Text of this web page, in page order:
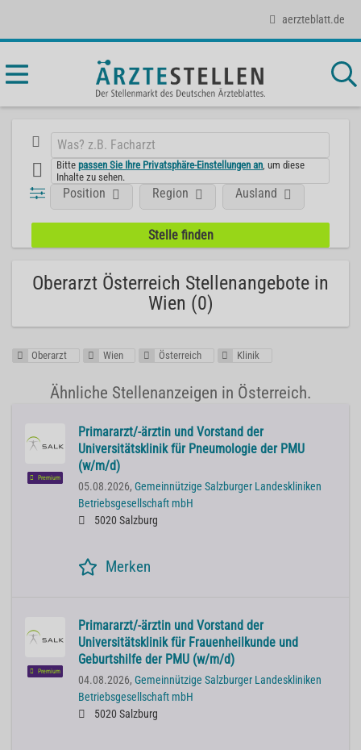
aerzteblatt.de
Bittepassen Sie Ihre Privatsphäre-Einstellungen an , um diese
Inhalte zu sehen.
Position Region Ausland
Oberarzt Österreich Stellenangebote in
Wien (0)
Oberarzt Wien Österreich Klinik
Ähnliche Stellenanzeigen in Österreich.
Premium
Primararzt/-ärztin und Vorstand der
Universitätsklinik für Pneumologie der PMU
(w/m/d)
05.08.2026, Gemeinnützige Salzburger Landeskliniken
Betriebsgesellschaft mbH
5020 Salzburg
Merken
Premium
Primararzt/-ärztin und Vorstand der
Universitätsklinik für Frauenheilkunde und
Geburtshilfe der PMU (w/m/d)
04.08.2026, Gemeinnützige Salzburger Landeskliniken
Betriebsgesellschaft mbH
5020 Salzburg